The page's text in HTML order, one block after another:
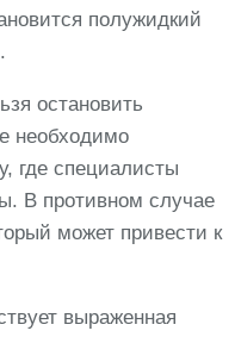
полужидкий
остановить
необходимо
где специалисты
В противном случае
может привести к
выраженная